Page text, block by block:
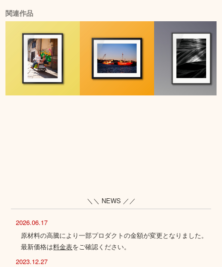
関連作品
＼＼ NEWS ／／
2026.06.17
原材料の高騰により一部プロダクトの金額が変更となりました。
最新価格は料金表をご確認ください。
2023.12.27